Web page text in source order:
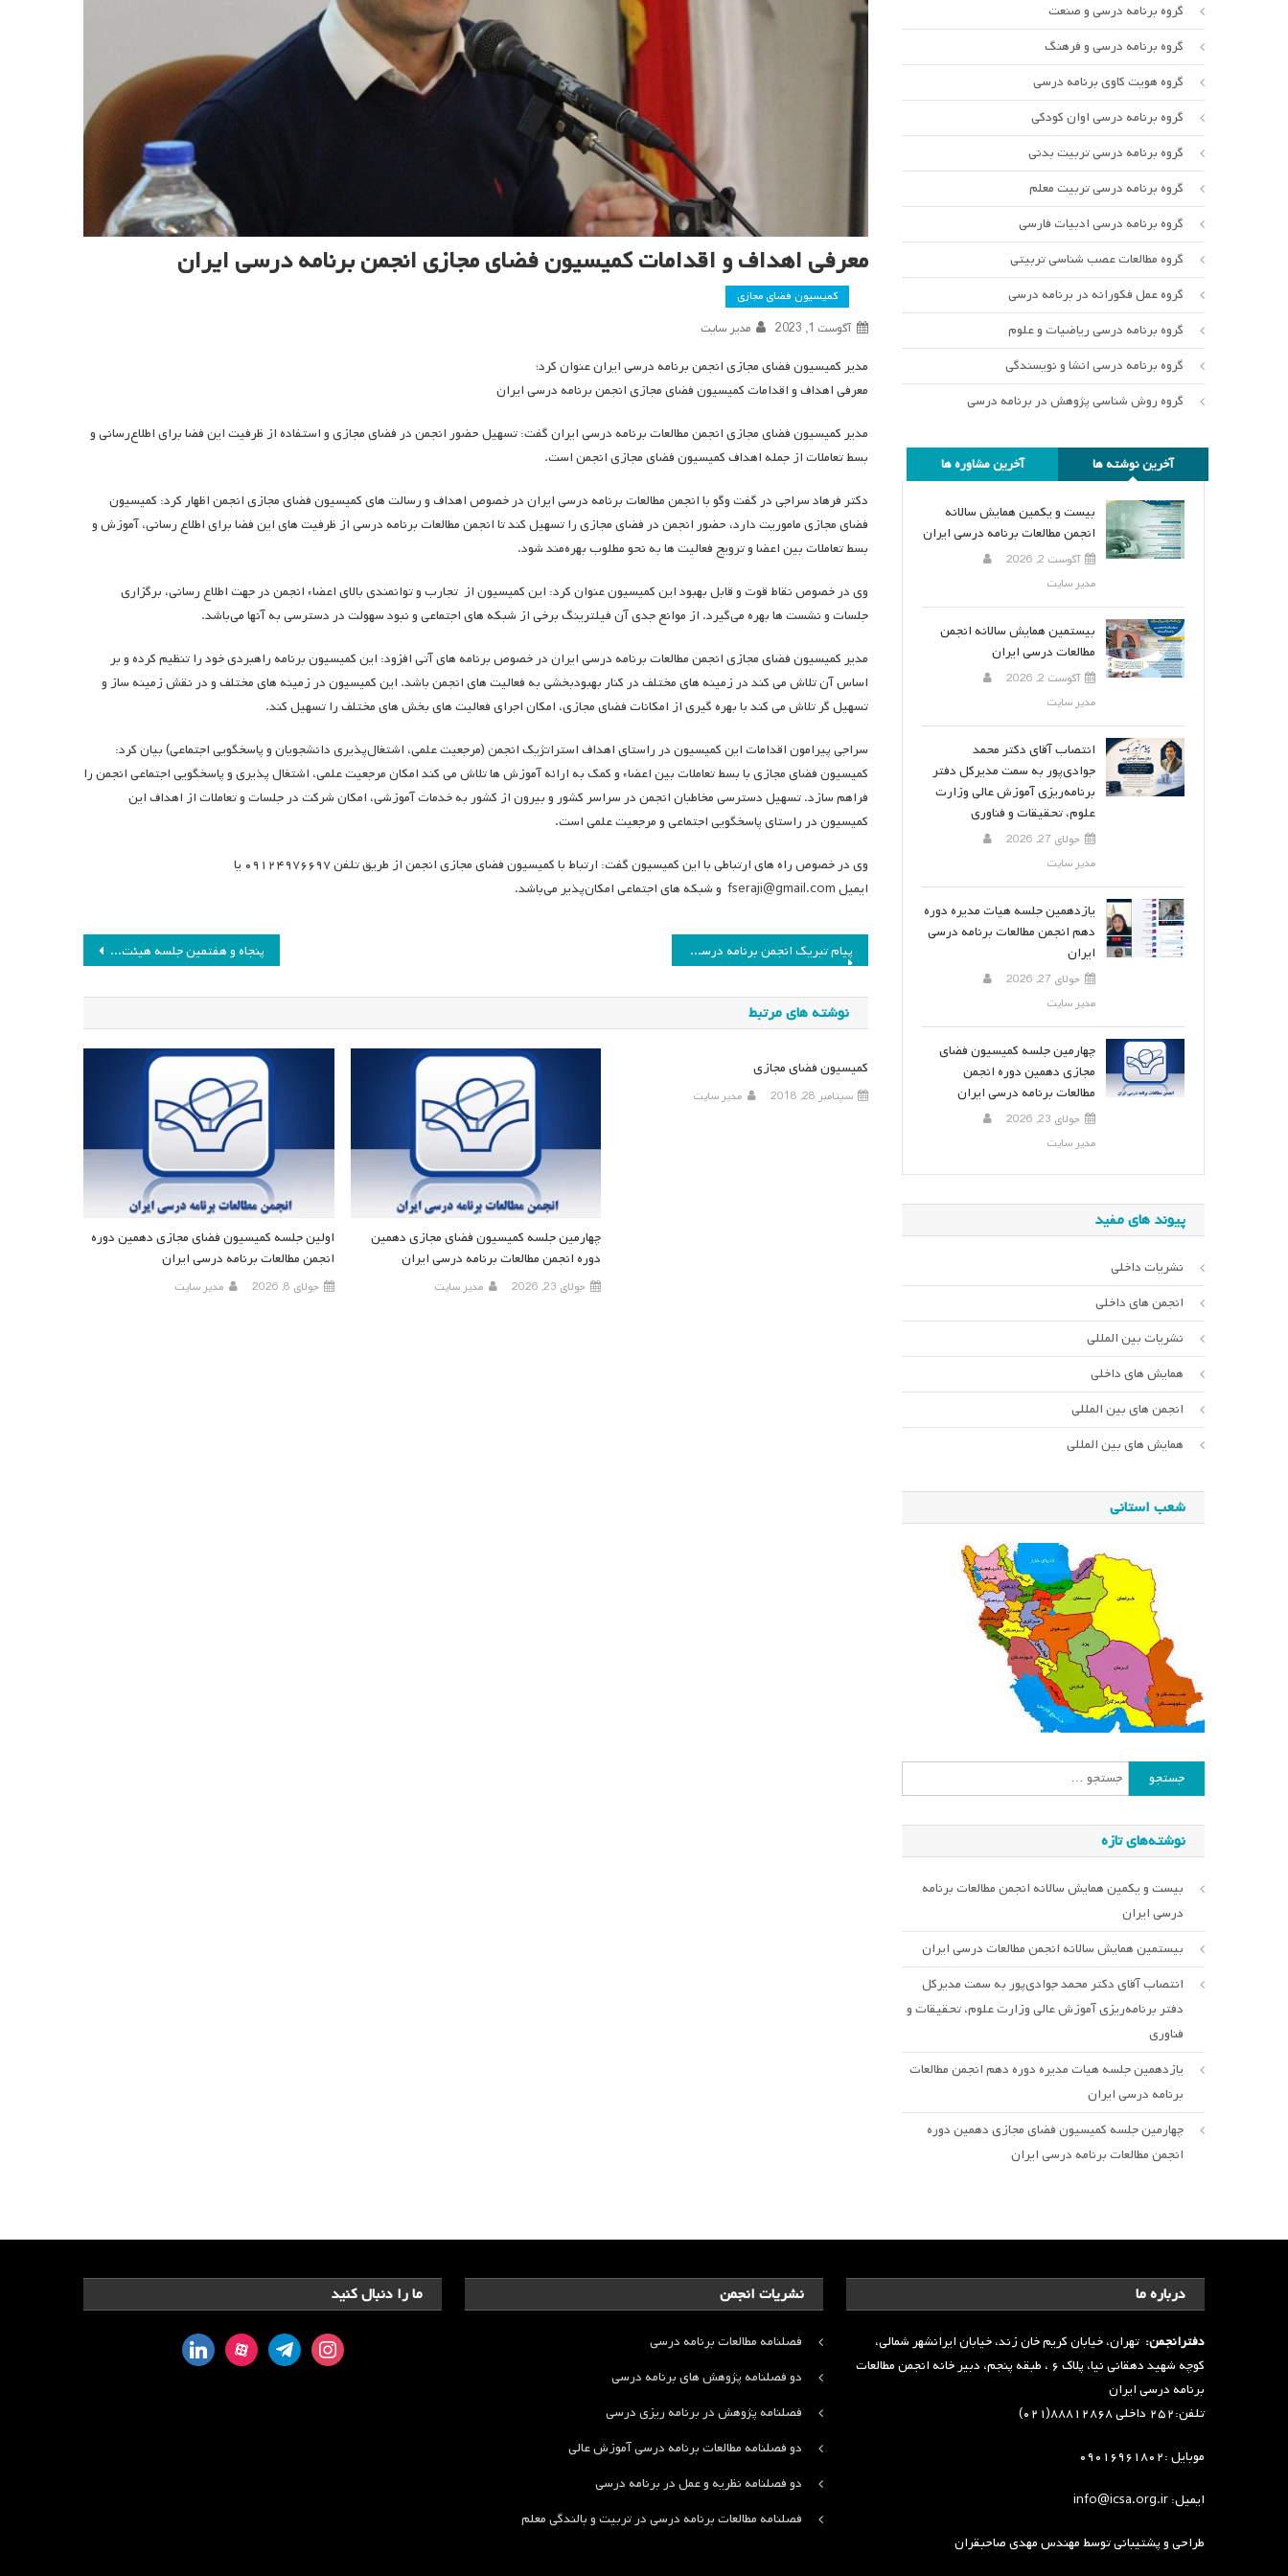
معرفی اهداف و اقدامات کمیسیون فضای مجازی انجمن برنامه درسی ایران
کمیسیون فضای مجازی
آگوست 1, 2023 مدیر سایت
مدیر کمیسیون فضای مجازی انجمن برنامه درسی ایران عنوان کرد؛
معرفی اهداف و اقدامات کمیسیون فضای مجازی انجمن برنامه درسی ایران
مدیر کمیسیون فضای مجازی انجمن مطالعات برنامه درسی ایران گفت: تسهیل حضور انجمن در فضای مجازی و استفاده از ظرفیت این فضا برای اطلاع‌رسانی و
بسط تعاملات از جمله اهداف کمیسیون فضای مجازی انجمن است.
دکتر فرهاد سراجی در گفت وگو با انجمن مطالعات برنامه درسی ایران در خصوص اهداف و رسالت های کمیسیون فضای مجازی انجمن اظهار کرد: کمیسیون
فضای مجازی ماموریت دارد، حضور انجمن در فضای مجازی را تسهیل کند تا انجمن مطالعات برنامه درسی از ظرفیت های این فضا برای اطلاع رسانی، آموزش و
بسط تعاملات بین اعضا و ترویج فعالیت ها به نحو مطلوب بهره­‌مند شود.
وی در خصوص نقاط قوت و قابل بهبود این کمیسیون عنوان کرد: این کمیسیون از تجارب و توانمندی بالای اعضاء انجمن در جهت اطلاع رسانی، برگزاری
جلسات و نشست ها بهره می­‌گیرد. از موانع جدی آن فیلترینگ برخی از شبکه های اجتماعی و نبود سهولت در دسترسی به آنها می­‌باشد.
مدیر کمیسیون فضای مجازی انجمن مطالعات برنامه درسی ایران در خصوص برنامه های آتی افزود: این کمیسیون برنامه راهبردی خود را تنظیم کرده و بر
اساس آن تلاش می کند در زمینه های مختلف در کنار بهبودبخشی به فعالیت های انجمن باشد. این کمیسیون در زمینه های مختلف و در نقش زمینه ساز و
تسهیل گر تلاش می کند با بهره گیری از امکانات فضای مجازی، امکان اجرای فعالیت های بخش های مختلف را تسهیل کند.
سراجی پیرامون اقدامات این کمیسیون در راستای اهداف استراتژیک انجمن (مرجعیت علمی، اشتغال‌پذیری دانشجویان و پاسخگویی اجتماعی) بیان کرد:
کمیسیون فضای مجازی با بسط تعاملات بین اعضاء و کمک به ارائه آموزش ها تلاش می کند امکان مرجعیت علمی، اشتغال پذیری و پاسخگویی اجتماعی انجمن را
فراهم سازد. تسهیل دسترسی مخاطبان انجمن در سراسر کشور و بیرون از کشور به خدمات آموزشی، امکان شرکت در جلسات و تعاملات از اهداف این
کمیسیون در راستای پاسخگویی اجتماعی و مرجعیت علمی است.
وی در خصوص راه های ارتباطی با این کمیسیون گفت: ارتباط با کمیسیون فضای مجازی انجمن از طریق تلفن ۰۹۱۲۴۹۷۶۶۹۷ یا
ایمیل fseraji@gmail.com و شبکه های اجتماعی امکان‌پذیر می‌باشد.
راهبری
نوشته
پنجاه و هفتمین جلسه هیئت مدیره انجمن مطالعات برنامه درسی ایران پیام تبریک انجمن برنامه درسی ایران به آقای دکتر علیرضا عراقیه به مناسبت ارتقای مرتبه علمی ایشان به استاد تمامی
نوشته های مرتبط
اولین جلسه کمیسیون فضای مجازی دهمین دوره
انجمن مطالعات برنامه درسی ایران
جولای 8, 2026 مدیر سایت
چهارمین جلسه کمیسیون فضای مجازی دهمین
دوره انجمن مطالعات برنامه درسی ایران
جولای 23, 2026 مدیر سایت
کمیسیون فضای مجازی
سپتامبر 28, 2018 مدیر سایت
گروه برنامه درسی و صنعت
گروه برنامه درسی و فرهنگ
گروه هویت کاوی برنامه درسی
گروه برنامه درسی اوان کودکی
گروه برنامه درسی تربیت بدنی
گروه برنامه درسی تربیت معلم
گروه برنامه درسی ادبیات فارسی
گروه مطالعات عصب شناسی تربیتی
گروه عمل فکورانه در برنامه درسی
گروه برنامه درسی ریاضیات و علوم
گروه برنامه درسی انشا و نویسندگی
گروه روش شناسی پژوهش در برنامه درسی
آخرین نوشته ها آخرین مشاوره ها
بیست و یکمین همایش سالانه
انجمن مطالعات برنامه درسی ایران
آگوست 2, 2026
مدیر سایت
بیستمین همایش سالانه انجمن
مطالعات درسی ایران
آگوست 2, 2026
مدیر سایت
انتصاب آقای دکتر محمد
جوادی‌پور به سمت مدیرکل دفتر
برنامه‌ریزی آموزش عالی وزارت
علوم، تحقیقات و فناوری
جولای 27, 2026
مدیر سایت
یازدهمین جلسه هیات مدیره دوره
دهم انجمن مطالعات برنامه درسی
ایران
جولای 27, 2026
مدیر سایت
چهارمین جلسه کمیسیون فضای
مجازی دهمین دوره انجمن
مطالعات برنامه درسی ایران
جولای 23, 2026
مدیر سایت
پیوند های مفید
نشریات داخلی
انجمن های داخلی
نشریات بین المللی
همایش های داخلی
انجمن های بین المللی
همایش های بین المللی
شعب استانی
جستجو
برای:
نوشته‌های تازه
بیست و یکمین همایش سالانه انجمن مطالعات برنامه
درسی ایران
بیستمین همایش سالانه انجمن مطالعات درسی ایران
انتصاب آقای دکتر محمد جوادی‌پور به سمت مدیرکل
دفتر برنامه‌ریزی آموزش عالی وزارت علوم، تحقیقات و
فناوری
یازدهمین جلسه هیات مدیره دوره دهم انجمن مطالعات
برنامه درسی ایران
چهارمین جلسه کمیسیون فضای مجازی دهمین دوره
انجمن مطالعات برنامه درسی ایران
ما را دنبال کنید
instagram
telegram
aparat
linkedin
نشریات انجمن
فصلنامه مطالعات برنامه درسی
دو فصلنامه پژوهش های برنامه درسی
فصلنامه پژوهش در برنامه ریزی درسی
دو فصلنامه مطالعات برنامه درسی آموزش عالی
دو فصلنامه نظریه و عمل در برنامه درسی
فصلنامه مطالعات برنامه درسی در تربیت و بالندگی معلم
درباره ما
دفترانجمن: تهران، خیابان کریم خان زند، خیابان ایرانشهر شمالی،
کوچه شهید دهقانی نیا، پلاک ۶ ، طبقه پنجم، دبیر خانه انجمن مطالعات
برنامه درسی ایران
تلفن:۲۵۲ داخلی ۸۸۸۱۲۸۶۸(۰۲۱)
موبایل :۰۹۰۱۶۹۶۱۸۰۲
ایمیل: info@icsa.org.ir
طراحی و پشتیبانی توسطمهندس مهدی صاحبقران